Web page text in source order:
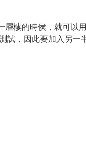
樓的時侯，就可以
試，因此要加入另一